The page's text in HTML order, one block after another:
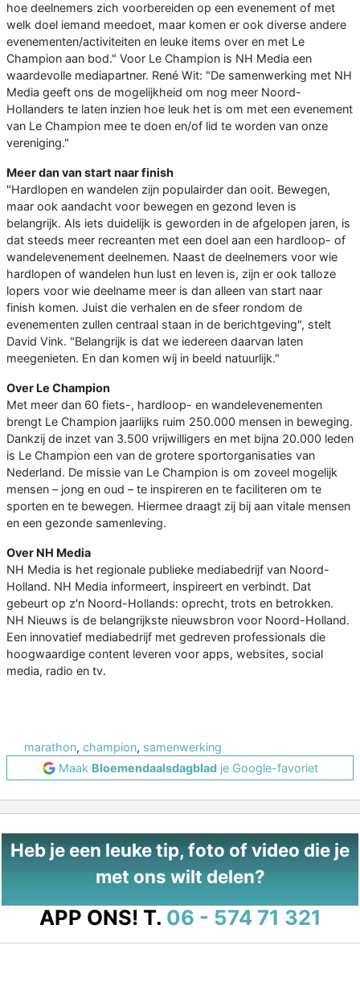
hoe deelnemers zich voorbereiden op een evenement of met
welk doel iemand meedoet, maar komen er ook diverse andere
evenementen/activiteiten en leuke items over en met Le
Champion aan bod." Voor Le Champion is NH Media een
waardevolle mediapartner. René Wit: "De samenwerking met NH
Media geeft ons de mogelijkheid om nog meer Noord-
Hollanders te laten inzien hoe leuk het is om met een evenement
van Le Champion mee te doen en/of lid te worden van onze
vereniging."
Meer dan van start naar finish
"Hardlopen en wandelen zijn populairder dan ooit. Bewegen,
maar ook aandacht voor bewegen en gezond leven is
belangrijk. Als iets duidelijk is geworden in de afgelopen jaren, is
dat steeds meer recreanten met een doel aan een hardloop- of
wandelevenement deelnemen. Naast de deelnemers voor wie
hardlopen of wandelen hun lust en leven is, zijn er ook talloze
lopers voor wie deelname meer is dan alleen van start naar
finish komen. Juist die verhalen en de sfeer rondom de
evenementen zullen centraal staan in de berichtgeving", stelt
David Vink. "Belangrijk is dat we iedereen daarvan laten
meegenieten. En dan komen wij in beeld natuurlijk."
Over Le Champion
Met meer dan 60 fiets-, hardloop- en wandelevenementen
brengt Le Champion jaarlijks ruim 250.000 mensen in beweging.
Dankzij de inzet van 3.500 vrijwilligers en met bijna 20.000 leden
is Le Champion een van de grotere sportorganisaties van
Nederland. De missie van Le Champion is om zoveel mogelijk
mensen – jong en oud – te inspireren en te faciliteren om te
sporten en te bewegen. Hiermee draagt zij bij aan vitale mensen
en een gezonde samenleving.
Over NH Media
NH Media is het regionale publieke mediabedrijf van Noord-
Holland. NH Media informeert, inspireert en verbindt. Dat
gebeurt op z'n Noord-Hollands: oprecht, trots en betrokken.
NH Nieuws is de belangrijkste nieuwsbron voor Noord-Holland.
Een innovatief mediabedrijf met gedreven professionals die
hoogwaardige content leveren voor apps, websites, social
media, radio en tv.
marathon, champion, samenwerking
Maak Bloemendaalsdagbladje Google-favoriet
Heb je een leuke tip, foto of video die je
met ons wilt delen?
APP ONS! T. 06 - 574 71 321